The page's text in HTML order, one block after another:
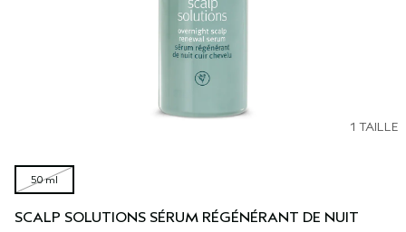
1 TAILLE
50 ml
SCALP SOLUTIONS SÉRUM RÉGÉNÉRANT DE NUIT